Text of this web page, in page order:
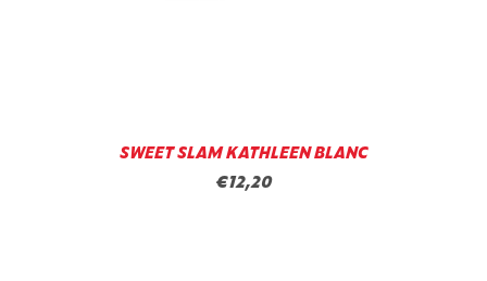
SWEET SLAM KATHLEEN BLANC
€12,20